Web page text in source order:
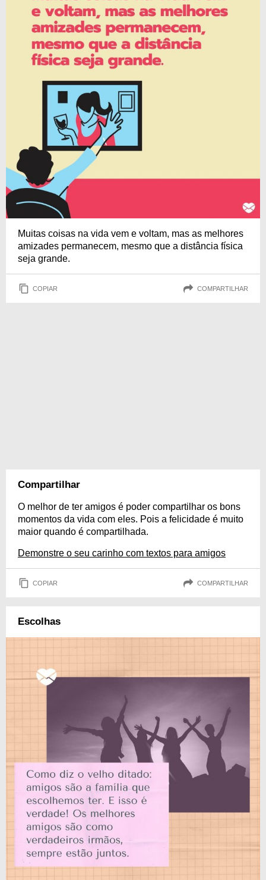
Muitas coisas na vida vem e voltam, mas as melhores
amizades permanecem, mesmo que a distância física
seja grande.
COPIAR COMPARTILHAR
Compartilhar
O melhor de ter amigos é poder compartilhar os bons
momentos da vida com eles. Pois a felicidade é muito
maior quando é compartilhada.
Demonstre o seu carinho com textos para amigos
COPIAR COMPARTILHAR
Escolhas